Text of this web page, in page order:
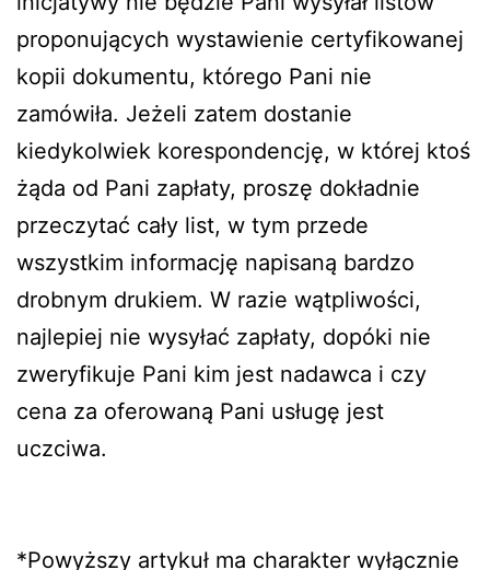
proponujących wystawienie certyfikowanej
kopii dokumentu, którego Pani nie
zamówiła. Jeżeli zatem dostanie
kiedykolwiek korespondencję, w której ktoś
żąda od Pani zapłaty, proszę dokładnie
przeczytać cały list, w tym przede
wszystkim informację napisaną bardzo
drobnym drukiem. W razie wątpliwości,
najlepiej nie wysyłać zapłaty, dopóki nie
zweryfikuje Pani kim jest nadawca i czy
cena za oferowaną Pani usługę jest
uczciwa.
*Powyższy artykuł ma charakter wyłącznie